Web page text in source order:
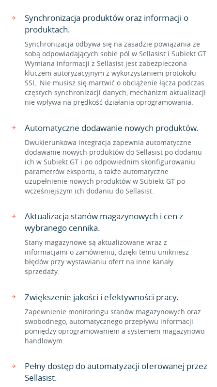
Synchronizacja produktów oraz informacji o
produktach.
Synchronizacja odbywa się na zasadzie powiązania ze
sobą odpowiadających sobie pól w Sellasist i Subiekt GT.
Wymiana informacji z Sellasist jest zabezpieczona
kluczem autoryzacyjnym z wykorzystaniem protokołu
SSL. Nie musisz się martwić o obciążenie łącza podczas
częstych synchronizacji danych, mechanizm aktualizacji
nie wpływa na prędkość działania oprogramowania.
Automatyczne dodawanie nowych produktów.
Dwukierunkowa integracja zapewnia automatyczne
dodawanie nowych produktów do Sellasist po dodaniu
ich w Subiekt GT i po odpowiednim skonfigurowaniu
parametrów eksportu, a także automatyczne
uzupełnienie nowych produktów w Subiekt GT po
wcześniejszym ich dodaniu do Sellasist.
Aktualizacja stanów magazynowych i cen z
wybranego cennika.
Stany magazynowe są aktualizowane wraz z
informacjami o zamówieniu, dzięki temu unikniesz
błędów przy wystawianiu ofert na inne kanały
sprzedaży.
Zwiększenie jakości i efektywności pracy.
Zapewnienie monitoringu stanów magazynowych oraz
swobodnego, automatycznego przepływu informacji
pomiędzy oprogramowaniem a systemem magazynowo-
handlowym.
Pełny dostęp do automatyzacji oferowanej przez
Sellasist.